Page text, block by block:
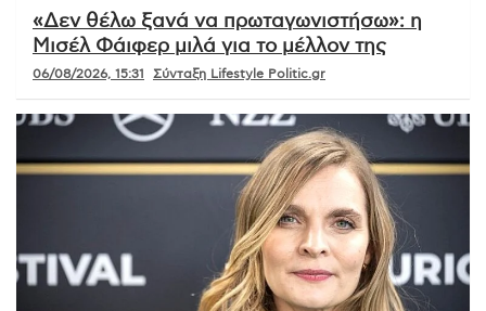
«Δεν θέλω ξανά να πρωταγωνιστήσω»: η
Μισέλ Φάιφερ μιλά για το μέλλον της
06/08/2026, 15:31 Σύνταξη Lifestyle Politic.gr